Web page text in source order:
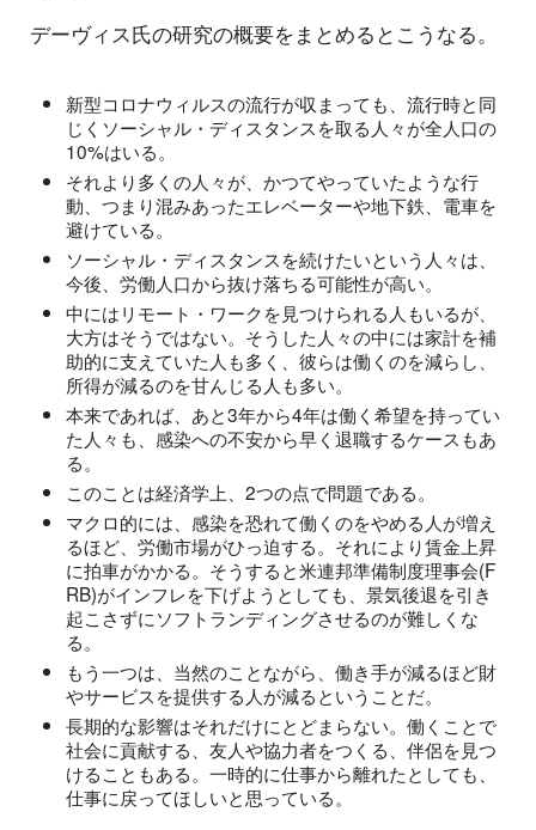
デーヴィス氏の研究の概要をまとめるとこうなる。
新型コロナウィルスの流行が収まっても、流行時と同
じくソーシャル・ディスタンスを取る人々が全人口の
10%はいる。
それより多くの人々が、かつてやっていたような行
動、つまり混みあったエレベーターや地下鉄、電車を
避けている。
ソーシャル・ディスタンスを続けたいという人々は、
今後、労働人口から抜け落ちる可能性が高い。
中にはリモート・ワークを見つけられる人もいるが、
大方はそうではない。そうした人々の中には家計を補
助的に支えていた人も多く、彼らは働くのを減らし、
所得が減るのを甘んじる人も多い。
本来であれば、あと3年から4年は働く希望を持ってい
た人々も、感染への不安から早く退職するケースもあ
る。
このことは経済学上、2つの点で問題である。
マクロ的には、感染を恐れて働くのをやめる人が増え
るほど、労働市場がひっ迫する。それにより賃金上昇
に拍車がかかる。そうすると米連邦準備制度理事会(F
RB)がインフレを下げようとしても、景気後退を引き
起こさずにソフトランディングさせるのが難しくな
る。
もう一つは、当然のことながら、働き手が減るほど財
やサービスを提供する人が減るということだ。
長期的な影響はそれだけにとどまらない。働くことで
社会に貢献する、友人や協力者をつくる、伴侶を見つ
けることもある。一時的に仕事から離れたとしても、
仕事に戻ってほしいと思っている。